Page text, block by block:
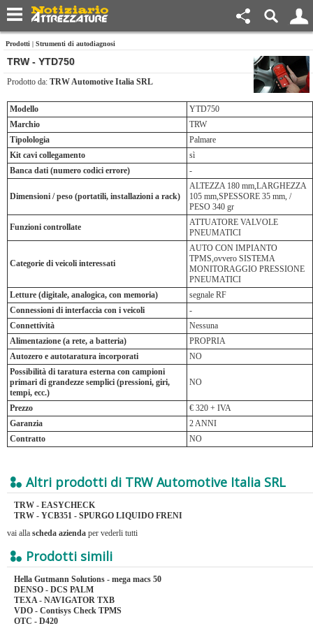
Prodotti | Strumenti di autodiagnosi
TRW - YTD750
Prodotto da: TRW Automotive Italia SRL
Modello
YTD750
Marchio
TRW
Tipolologia
Palmare
Kit cavi collegamento
sì
Banca dati (numero codici errore)
-
Dimensioni / peso (portatili, installazioni a rack)
ALTEZZA 180 mm,LARGHEZZA
105 mm,SPESSORE 35 mm, /
PESO 340 gr
Funzioni controllate
ATTUATORE VALVOLE
PNEUMATICI
Categorie di veicoli interessati
AUTO CON IMPIANTO
TPMS,ovvero SISTEMA
MONITORAGGIO PRESSIONE
PNEUMATICI
Letture (digitale, analogica, con memoria)
segnale RF
Connessioni di interfaccia con i veicoli
-
Connettività
Nessuna
Alimentazione (a rete, a batteria)
PROPRIA
Autozero e autotaratura incorporati
NO
Possibilità di taratura esterna con campioni
primari di grandezze semplici (pressioni, giri,
tempi, ecc.)
NO
Prezzo
€ 320 + IVA
Garanzia
2 ANNI
Contratto
NO
Altri prodotti di TRW Automotive Italia SRL
TRW - EASYCHECK
TRW - YCB351 - SPURGO LIQUIDO FRENI
vai alla scheda azienda per vederli tutti
Prodotti simili
Hella Gutmann Solutions - mega macs 50
DENSO - DCS PALM
TEXA - NAVIGATOR TXB
VDO - Contisys Check TPMS
OTC - D420